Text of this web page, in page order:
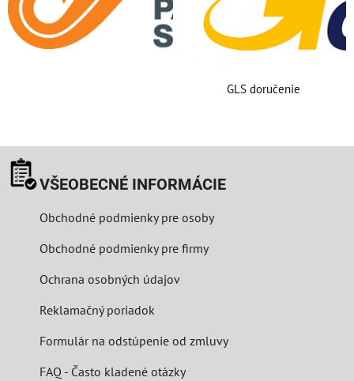
GLS doručenie
VŠEOBECNÉ INFORMÁCIE
Obchodné podmienky pre osoby
Obchodné podmienky pre firmy
Ochrana osobných údajov
Reklamačný poriadok
Formulár na odstúpenie od zmluvy
FAQ - Často kladené otázky